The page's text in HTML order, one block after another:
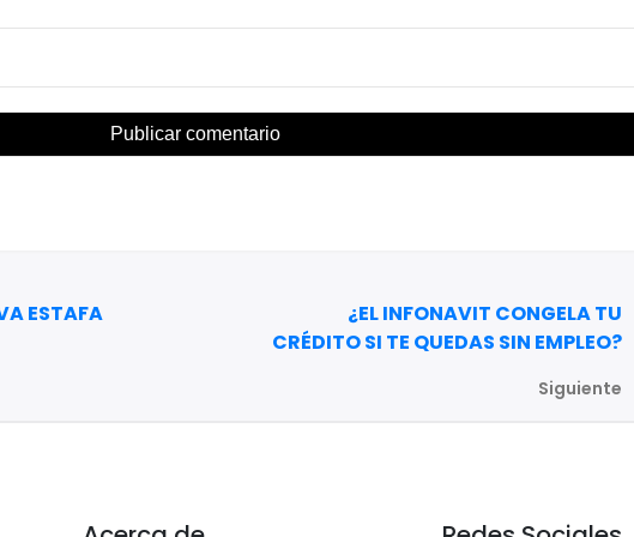
ESTAFA
¿EL INFONAVIT CONGELA TU
CRÉDITO SI TE QUEDAS SIN EMPLEO?
Siguiente